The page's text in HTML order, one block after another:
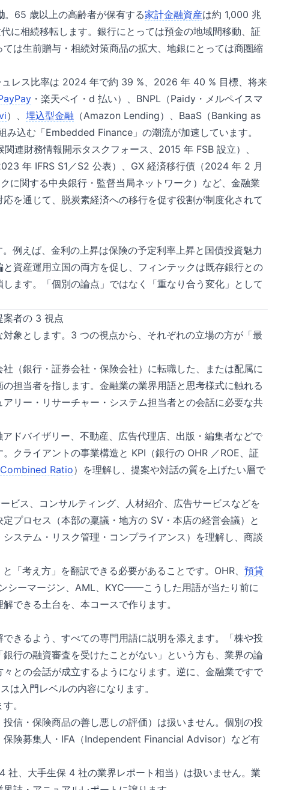
。65 歳以上の高齢者が保有する家計金融資産は約 1,000 兆
に相続移転します。銀行にとっては預金の地域間移動、証
は生前贈与・相続対策商品の拡大、地銀にとっては商圏縮
ュレス比率は 2024 年で約 39 %、2026 年 40 % 目標、将来
・楽天ペイ・d 払い）、BNPL（Paidy・メルペイスマ
）、 埋込型金融 （Amazon Lending）、BaaS（Banking as
込む「Embedded Finance」の潮流が加速しています。
関連財務情報開示タスクフォース、2015 年 FSB 設立）、
年 IFRS S1／S2 公表）、GX 経済移行債（2024 年 2 月
に関する中央銀行・監督当局ネットワーク）など、金融業
を通じて、脱炭素経済への移行を促す役割が制度化されて
例えば、金利の上昇は保険の予定利率上昇と国債投資魅力
資産運用立国の両方を促し、フィンテックは既存銀行との
ます。「個別の論点」ではなく「重なり合う変化」として
者の 3 視点
象とします。3 つの視点から、それぞれの立場の方が「最
社（銀行・証券会社・保険会社）に転職した、または配属に
担当者を指します。金融業の業界用語と思考様式に触れる
リー・リサーチャー・システム担当者との会話に必要な共
ドバイザリー、不動産、広告代理店、出版・編集者などで
クライアントの事業構造と KPI（銀行の OHR ／ROE、証
Combined Ratio）を理解し、提案や対話の質を上げたい層で
ビス、コンサルティング、人材紹介、広告サービスなどを
プロセス（本部の稟議・地方の SV・本店の経営会議）と
ステム・リスク管理・コンプライアンス）を理解し、商談
「考え方」を翻訳できる必要があることです。OHR、 預貸
シーマージン、AML、KYC——こうした用語が当たり前に
できる土台を、本コースで作ります。
きるよう、すべての専門用語に説明を添えます。「株や投
行の融資審査を受けたことがない」という方も、業界の論
との会話が成立するようになります。逆に、金融業ですで
は入門レベルの内容になります。
。
信・保険商品の善し悪しの評価）は扱いません。個別の投
保険募集人・IFA（Independent Financial Advisor）など有
社、大手生保 4 社の業界レポート相当）は扱いません。業